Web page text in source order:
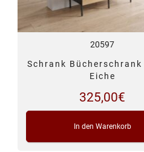
20597
Schrank Bücherschrank
Eiche
325,00€
In den Warenkorb